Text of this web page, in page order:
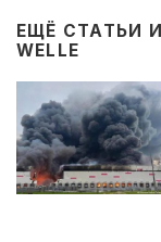
ЕЩЁ СТАТЬИ
WELLE